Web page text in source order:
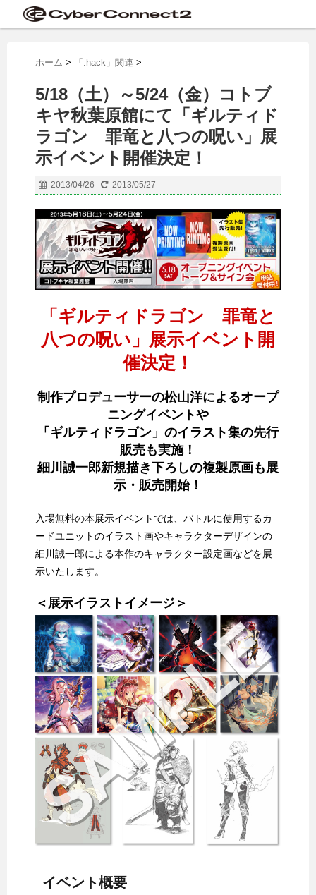
ホーム > 「.hack」関連 >
5/18（土）～5/24（金）コトブ
キヤ秋葉原館にて「ギルティド
ラゴン 罪竜と八つの呪い」展
示イベント開催決定！
2013/04/26 2013/05/27
「ギルティドラゴン 罪竜と
八つの呪い」展示イベント開
催決定！
制作プロデューサーの松山洋によるオープ
ニングイベントや
「ギルティドラゴン」のイラスト集の先行
販売も実施！
細川誠一郎新規描き下ろしの複製原画も展
示・販売開始！
入場無料の本展示イベントでは、バトルに使用するカ
ードユニットのイラスト画やキャラクターデザインの
細川誠一郎による本作のキャラクター設定画などを展
示いたします。
＜展示イラストイメージ＞
イベント概要